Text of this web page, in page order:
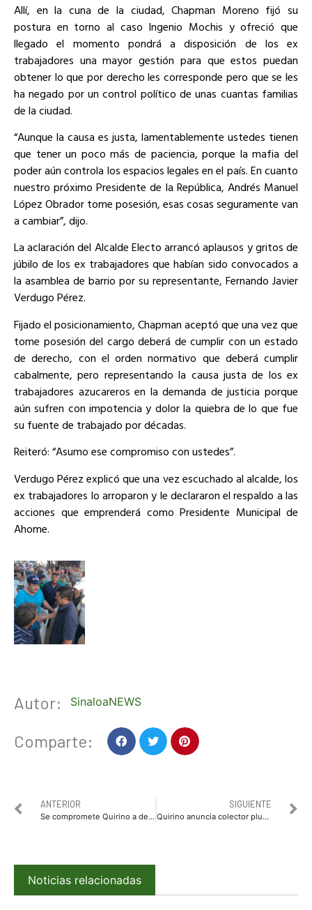
Allí, en la cuna de la ciudad, Chapman Moreno fijó su
postura en torno al caso Ingenio Mochis y ofreció que
llegado el momento pondrá a disposición de los ex
trabajadores una mayor gestión para que estos puedan
obtener lo que por derecho les corresponde pero que se les
ha negado por un control político de unas cuantas familias
de la ciudad.
“Aunque la causa es justa, lamentablemente ustedes tienen
que tener un poco más de paciencia, porque la mafia del
poder aún controla los espacios legales en el país. En cuanto
nuestro próximo Presidente de la República, Andrés Manuel
López Obrador tome posesión, esas cosas seguramente van
a cambiar”, dijo.
La aclaración del Alcalde Electo arrancó aplausos y gritos de
júbilo de los ex trabajadores que habían sido convocados a
la asamblea de barrio por su representante, Fernando Javier
Verdugo Pérez.
Fijado el posicionamiento, Chapman aceptó que una vez que
tome posesión del cargo deberá de cumplir con un estado
de derecho, con el orden normativo que deberá cumplir
cabalmente, pero representando la causa justa de los ex
trabajadores azucareros en la demanda de justicia porque
aún sufren con impotencia y dolor la quiebra de lo que fue
su fuente de trabajado por décadas.
Reiteró: “Asumo ese compromiso con ustedes”.
Verdugo Pérez explicó que una vez escuchado al alcalde, los
ex trabajadores lo arroparon y le declararon el respaldo a las
acciones que emprenderá como Presidente Municipal de
Ahome.
Autor: SinaloaNEWS
Comparte:
ANTERIOR
Se compromete Quirino a desazolvar arroyo que atraviesa la colonia 5 de Febrero en Culiacán
SIGUIENTE
Quirino anuncia colector pluvial para “Las Mañanitas” en Los Mochis
Noticias relacionadas